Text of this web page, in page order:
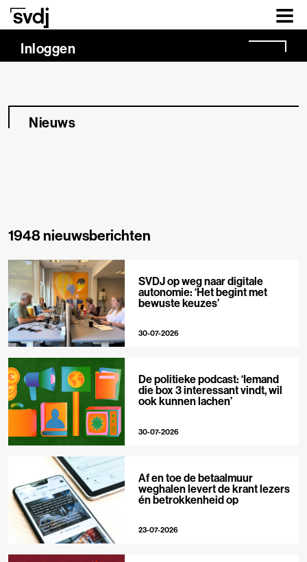
Naar hoofdinhoud
Inloggen
Nieuws
1948 nieuwsberichten
SVDJ op weg naar digitale
autonomie: ‘Het begint met
bewuste keuzes’
30-07-2026
De politieke podcast: ‘Iemand
die box 3 interessant vindt, wil
ook kunnen lachen’
30-07-2026
Af en toe de betaalmuur
weghalen levert de krant lezers
én betrokkenheid op
23-07-2026